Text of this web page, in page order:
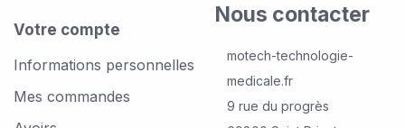
Votre compte
Informations personnelles
Mes commandes
Nous contacter
motech-technologie-
medicale.fr
9 rue du progrès